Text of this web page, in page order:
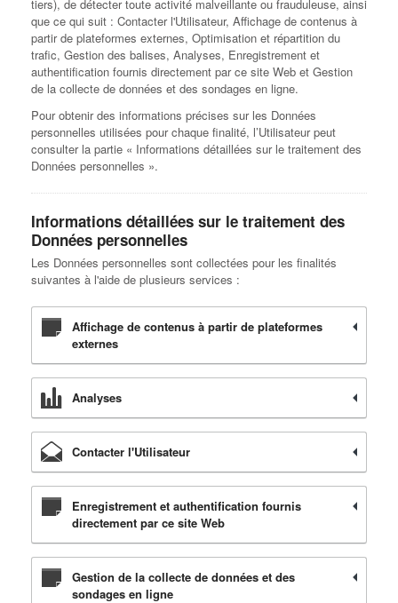
tiers), de détecter toute activité malveillante ou frauduleuse, ainsi
que ce qui suit : Contacter l'Utilisateur, Affichage de contenus à
partir de plateformes externes, Optimisation et répartition du
trafic, Gestion des balises, Analyses, Enregistrement et
authentification fournis directement par ce site Web et Gestion
de la collecte de données et des sondages en ligne.
Pour obtenir des informations précises sur les Données
personnelles utilisées pour chaque finalité, l’Utilisateur peut
consulter la partie « Informations détaillées sur le traitement des
Données personnelles ».
Informations détaillées sur le traitement des
Données personnelles
Les Données personnelles sont collectées pour les finalités
suivantes à l'aide de plusieurs services :
Affichage de contenus à partir de plateformes
externes
Analyses
Contacter l'Utilisateur
Enregistrement et authentification fournis
directement par ce site Web
Gestion de la collecte de données et des
sondages en ligne